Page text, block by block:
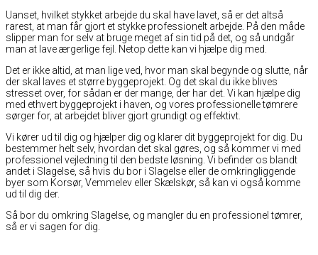
Uanset, hvilket stykket arbejde du skal have lavet, så er det altså
rarest, at man får gjort et stykke professionelt arbejde. På den måde
slipper man for selv at bruge meget af sin tid på det, og så undgår
man at lave ærgerlige fejl. Netop dette kan vi hjælpe dig med.
Det er ikke altid, at man lige ved, hvor man skal begynde og slutte, når
der skal laves et større byggeprojekt. Og det skal du ikke blives
stresset over, for sådan er der mange, der har det. Vi kan hjælpe dig
med ethvert byggeprojekt i haven, og vores professionelle tømrere
sørger for, at arbejdet bliver gjort grundigt og effektivt.
Vi kører ud til dig og hjælper dig og klarer dit byggeprojekt for dig. Du
bestemmer helt selv, hvordan det skal gøres, og så kommer vi med
professionel vejledning til den bedste løsning. Vi befinder os blandt
andet i Slagelse, så hvis du bor i Slagelse eller de omkringliggende
byer som Korsør, Vemmelev eller Skælskør, så kan vi også komme
ud til dig der.
Så bor du omkring Slagelse, og mangler du en professionel tømrer,
så er vi sagen for dig.